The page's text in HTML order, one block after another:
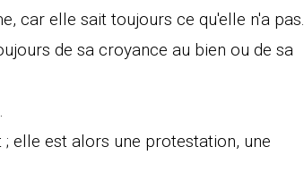
car elle sait toujours ce qu'elle n'a pas.
de sa croyance au bien ou de sa
elle est alors une protestation, une